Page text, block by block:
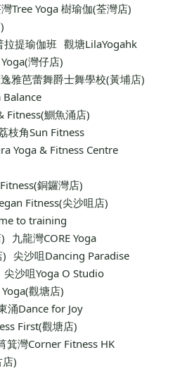
Tree Yoga 樹瑜伽(荃灣店)
拉提瑜伽班 觀塘LilaYogahk
灣仔店)
雅芭蕾舞爵士舞學校(黃埔店)
Balance
Fitness(鰂魚涌店)
枝角Sun Fitness
Yoga & Fitness Centre
銅鑼灣店)
Fitness(尖沙咀店)
to training
九龍灣CORE Yoga
尖沙咀Dancing Paradise
尖沙咀Yoga O Studio
觀塘店)
涌Dance for Joy
First(觀塘店)
箕灣Corner Fitness HK
)